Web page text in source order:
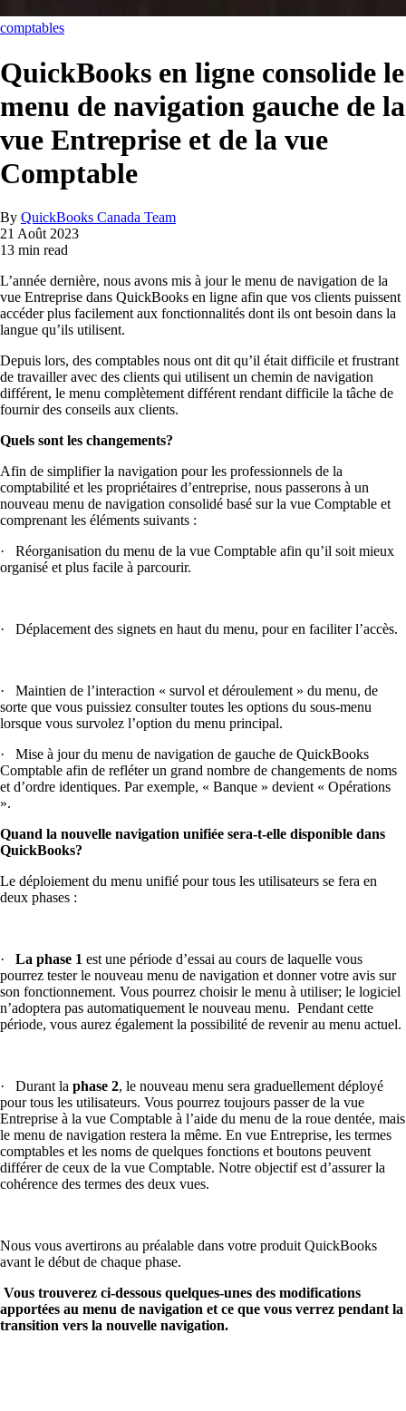
comptables
QuickBooks en ligne consolide le
menu de navigation gauche de la
vue Entreprise et de la vue
Comptable
By QuickBooks Canada Team
21 Août 2023
13 min read
L’année dernière, nous avons mis à jour le menu de navigation de la
vue Entreprise dans QuickBooks en ligne afin que vos clients puissent
accéder plus facilement aux fonctionnalités dont ils ont besoin dans la
langue qu’ils utilisent.
Depuis lors, des comptables nous ont dit qu’il était difficile et frustrant
de travailler avec des clients qui utilisent un chemin de navigation
différent, le menu complètement différent rendant difficile la tâche de
fournir des conseils aux clients.
Quels sont les changements?
Afin de simplifier la navigation pour les professionnels de la
comptabilité et les propriétaires d’entreprise, nous passerons à un
nouveau menu de navigation consolidé basé sur la vue Comptable et
comprenant les éléments suivants :
· Réorganisation du menu de la vue Comptable afin qu’il soit mieux
organisé et plus facile à parcourir.
· Déplacement des signets en haut du menu, pour en faciliter l’accès.
· Maintien de l’interaction « survol et déroulement » du menu, de
sorte que vous puissiez consulter toutes les options du sous-menu
lorsque vous survolez l’option du menu principal.
· Mise à jour du menu de navigation de gauche de QuickBooks
Comptable afin de refléter un grand nombre de changements de noms
et d’ordre identiques. Par exemple, « Banque » devient « Opérations
».
Quand la nouvelle navigation unifiée sera-t-elle disponible dans
QuickBooks?
Le déploiement du menu unifié pour tous les utilisateurs se fera en
deux phases :
· La phase 1 est une période d’essai au cours de laquelle vous
pourrez tester le nouveau menu de navigation et donner votre avis sur
son fonctionnement. Vous pourrez choisir le menu à utiliser; le logiciel
n’adoptera pas automatiquement le nouveau menu. Pendant cette
période, vous aurez également la possibilité de revenir au menu actuel.
· Durant la phase 2, le nouveau menu sera graduellement déployé
pour tous les utilisateurs. Vous pourrez toujours passer de la vue
Entreprise à la vue Comptable à l’aide du menu de la roue dentée, mais
le menu de navigation restera la même. En vue Entreprise, les termes
comptables et les noms de quelques fonctions et boutons peuvent
différer de ceux de la vue Comptable. Notre objectif est d’assurer la
cohérence des termes des deux vues.
Nous vous avertirons au préalable dans votre produit QuickBooks
avant le début de chaque phase.
Vous trouverez ci-dessous quelques-unes des modifications
apportées au menu de navigation et ce que vous verrez pendant la
transition vers la nouvelle navigation.